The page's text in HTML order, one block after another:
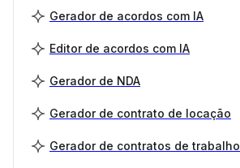
Gerador de acordos com IA
Editor de acordos com IA
Gerador de NDA
Gerador de contrato de locação
Gerador de contratos de trabalho